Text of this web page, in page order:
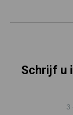
Schrijf u
3